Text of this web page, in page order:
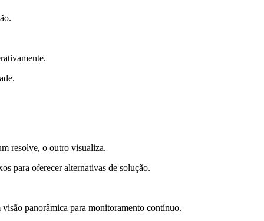
resolve, o outro visualiza.
para oferecer alternativas de solução.
panorâmica para monitoramento contínuo.